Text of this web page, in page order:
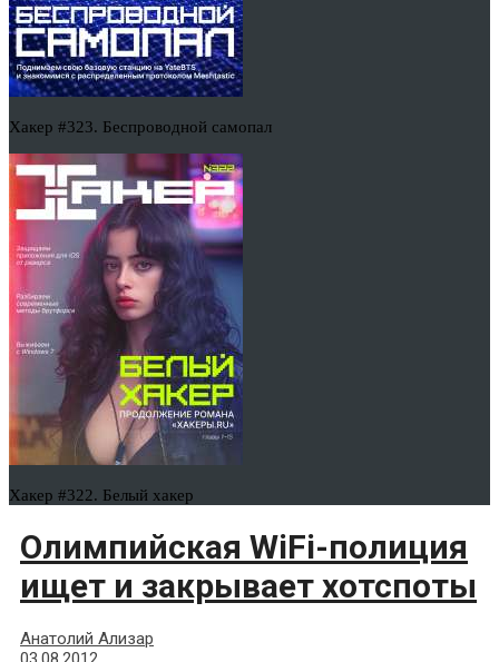
Хакер #323. Беспроводной самопал
Хакер #322. Белый хакер
Олимпийская WiFi-полиция
ищет и закрывает хотспоты
Анатолий Ализар